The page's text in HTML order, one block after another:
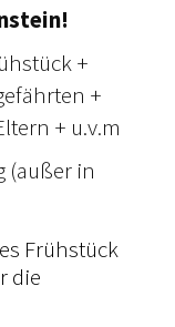
+
+
+ u.v.m
(außer in
Frühstück
die